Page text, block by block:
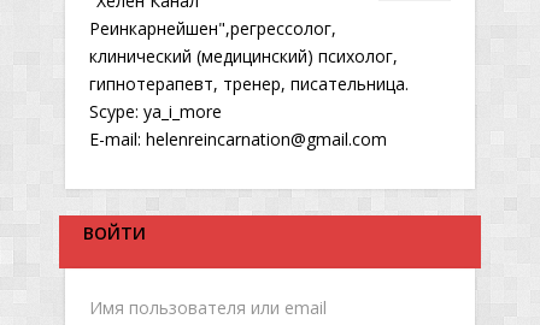
Реинкарнейшен",регрессолог,
клинический (медицинский) психолог,
гипнотерапевт, тренер, писательница.
Scype: ya_i_more
E-mail: helenreincarnation@gmail.com
ВОЙТИ
Имя пользователя или email